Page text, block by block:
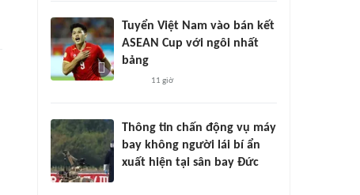
Tuyển Việt Nam vào bán kết
ASEAN Cup với ngôi nhất
bảng
11 giờ
Thông tin chấn động vụ máy
bay không người lái bí ẩn
xuất hiện tại sân bay Đức